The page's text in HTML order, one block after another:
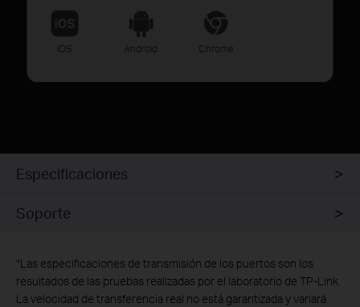
iOS Android Chrome
Especificaciones
Soporte
*Las especificaciones de transmisión de los puertos son los
resultados de las pruebas realizadas por el laboratorio de TP-Link.
La velocidad de transferencia real no está garantizada y variará